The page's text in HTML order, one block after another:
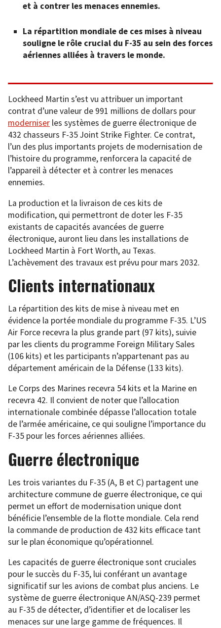
et à contrer les menaces ennemies.
La répartition mondiale de ces mises à niveau
souligne le rôle crucial du F-35 au sein des forces
aériennes alliées à travers le monde.
Lockheed Martin s’est vu attribuer un important
contrat d’une valeur de 991 millions de dollars pour
moderniser les systèmes de guerre électronique de
432 chasseurs F-35 Joint Strike Fighter. Ce contrat,
l’un des plus importants projets de modernisation de
l’histoire du programme, renforcera la capacité de
l’appareil à détecter et à contrer les menaces
ennemies.
La production et la livraison de ces kits de
modification, qui permettront de doter les F-35
existants de capacités avancées de guerre
électronique, auront lieu dans les installations de
Lockheed Martin à Fort Worth, au Texas.
L’achèvement des travaux est prévu pour mars 2032.
Clients internationaux
La répartition des kits de mise à niveau met en
évidence la portée mondiale du programme F-35. L’US
Air Force recevra la plus grande part (97 kits), suivie
par les clients du programme Foreign Military Sales
(106 kits) et les participants n’appartenant pas au
département américain de la Défense (133 kits).
Le Corps des Marines recevra 54 kits et la Marine en
recevra 42. Il convient de noter que l’allocation
internationale combinée dépasse l’allocation totale
de l’armée américaine, ce qui souligne l’importance du
F-35 pour les forces aériennes alliées.
Guerre électronique
Les trois variantes du F-35 (A, B et C) partagent une
architecture commune de guerre électronique, ce qui
permet un effort de modernisation unique dont
bénéficie l’ensemble de la flotte mondiale. Cela rend
la commande de production de 432 kits efficace tant
sur le plan économique qu’opérationnel.
Les capacités de guerre électronique sont cruciales
pour le succès du F-35, lui conférant un avantage
significatif sur les avions de combat plus anciens. Le
système de guerre électronique AN/ASQ-239 permet
au F-35 de détecter, d’identifier et de localiser les
menaces sur une large gamme de fréquences. Il